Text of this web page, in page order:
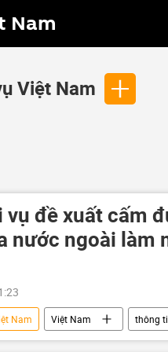
Nam
Việt Nam
vụ đề xuất cấm
nước ngoài làm
Nam Việt Nam thông
năng suất lao động